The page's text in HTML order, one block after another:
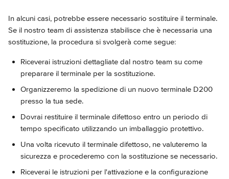
In alcuni casi, potrebbe essere necessario sostituire il terminale.
Se il nostro team di assistenza stabilisce che è necessaria una
sostituzione, la procedura si svolgerà come segue:
Riceverai istruzioni dettagliate dal nostro team su come
preparare il terminale per la sostituzione.
Organizzeremo la spedizione di un nuovo terminale D200
presso la tua sede.
Dovrai restituire il terminale difettoso entro un periodo di
tempo specificato utilizzando un imballaggio protettivo.
Una volta ricevuto il terminale difettoso, ne valuteremo la
sicurezza e procederemo con la sostituzione se necessario.
Riceverai le istruzioni per l'attivazione e la configurazione